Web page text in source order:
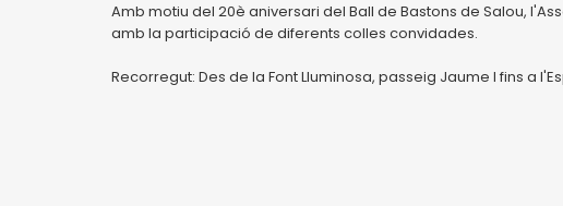
Amb motiu del 20è aniversari del Ball de Bastons de Salou,
amb la participació de diferents colles convidades.
Recorregut: Des de la Font Lluminosa, passeig Jaume I fins a